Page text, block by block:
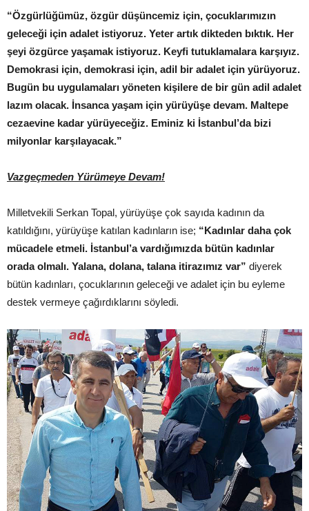
“Özgürlüğümüz, özgür düşüncemiz için, çocuklarımızın
geleceği için adalet istiyoruz. Yeter artık dikteden bıktık. Her
şeyi özgürce yaşamak istiyoruz. Keyfi tutuklamalara karşıyız.
Demokrasi için, demokrasi için, adil bir adalet için yürüyoruz.
Bugün bu uygulamaları yöneten kişilere de bir gün adil adalet
lazım olacak. İnsanca yaşam için yürüyüşe devam. Maltepe
cezaevine kadar yürüyeceğiz. Eminiz ki İstanbul’da bizi
milyonlar karşılayacak.”
Vazgeçmeden Yürümeye Devam!
Milletvekili Serkan Topal, yürüyüşe çok sayıda kadının da
katıldığını, yürüyüşe katılan kadınların ise; “Kadınlar daha çok
mücadele etmeli. İstanbul’a vardığımızda bütün kadınlar
orada olmalı. Yalana, dolana, talana itirazımız var” diyerek
bütün kadınları, çocuklarının geleceği ve adalet için bu eyleme
destek vermeye çağırdıklarını söyledi.